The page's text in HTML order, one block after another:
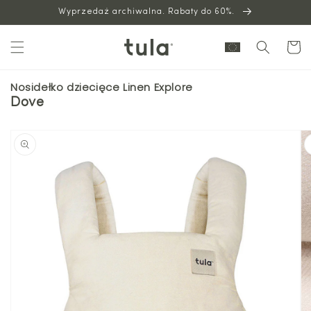
Wyprzedaż archiwalna. Rabaty do 60%.
Wózek
Nosidełko dziecięce Linen Explore
Dove
Przejdź
informacji
produkcie